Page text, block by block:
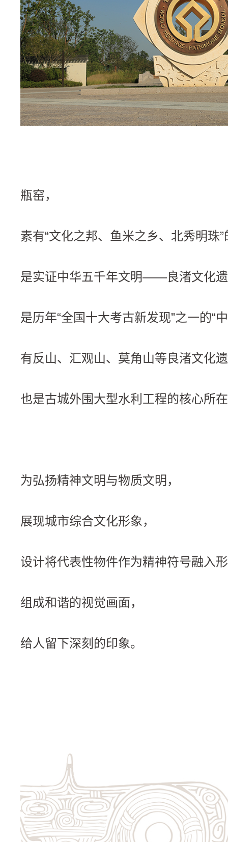
瓶窑，
素有“文化之邦、鱼米之乡、北秀明珠
是实证中华五千年文明——良渚文化
是历年“全国十大考古新发现”之一的“
有反山、汇观山、莫角山等良渚文化
也是古城外围大型水利工程的核心所
为弘扬精神文明与物质文明，
展现城市综合文化形象，
设计将代表性物件作为精神符号融入
组成和谐的视觉画面，
给人留下深刻的印象。